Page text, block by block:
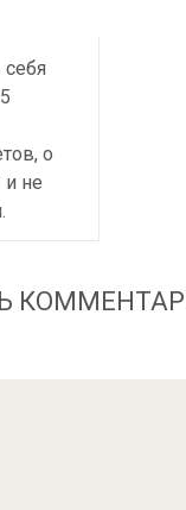
себя
о
и не